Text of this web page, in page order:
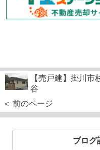
【売戸建】掛川市
谷
＜ 前のページ
ブログ